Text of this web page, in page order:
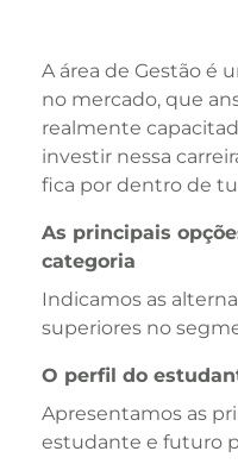
A área de Gestão é
no mercado, que
realmente
investir nessa
fica por dentro de
As principais
categoria
Indicamos as
superiores no
O perfil do
Apresentamos as
estudante e futuro